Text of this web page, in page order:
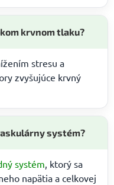
krvnom tlaku?
stresu a
zvyšujúce krvný
systém?
systém , ktorý sa
napätia a celkovej